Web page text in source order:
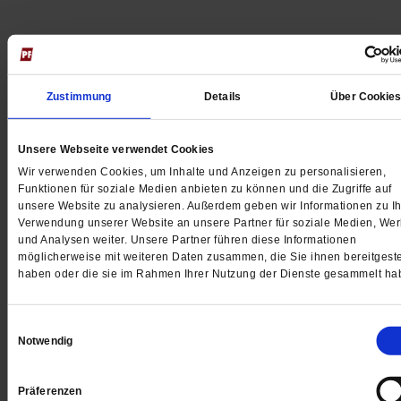
Zustimmung Details Über Cookies
Unsere Webseite verwendet Cookies
Wir verwenden Cookies, um Inhalte und Anzeigen zu personalisieren,
Funktionen für soziale Medien anbieten zu können und die Zugriffe auf
unsere Website zu analysieren. Außerdem geben wir Informationen zu
Verwendung unserer Website an unsere Partner für soziale Medien,
und Analysen weiter. Unsere Partner führen diese Informationen
möglicherweise mit weiteren Daten zusammen, die Sie ihnen
haben oder die sie im Rahmen Ihrer Nutzung der Dienste gesammelt
Notwendig
Präferenzen
Auch religionslose Zeitgenossen sind mitunter
Gesprächspartner /mehr
Glauben & Streiten
Verhaltene Vatikan-Kritik an US-
»Die Kirche verliert ihren Kern«